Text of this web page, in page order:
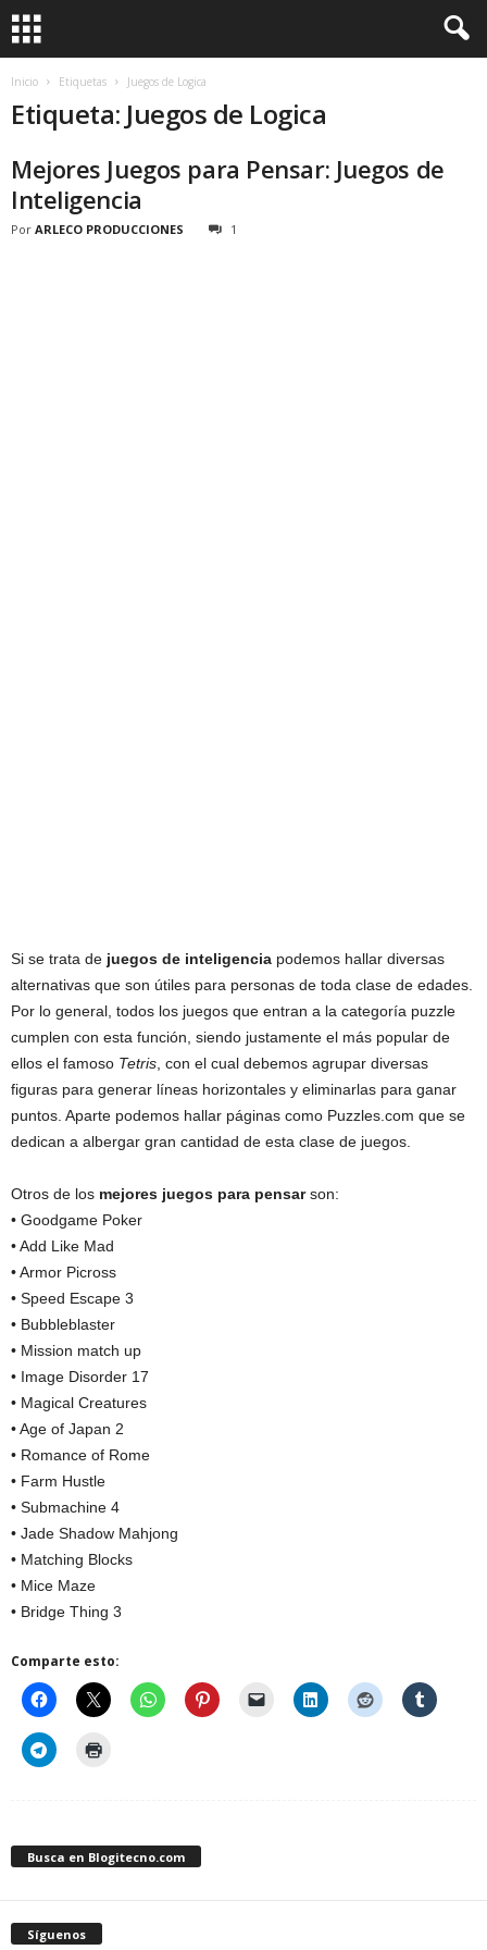
Inicio Etiquetas Juegos de Logica
Etiqueta: Juegos de Logica
Mejores Juegos para Pensar: Juegos de
Inteligencia
Por ARLECO PRODUCCIONES 1
Si se trata de juegos de inteligencia podemos hallar diversas
alternativas que son útiles para personas de toda clase de edades.
Por lo general, todos los juegos que entran a la categoría puzzle
cumplen con esta función, siendo justamente el más popular de
ellos el famoso Tetris , con el cual debemos agrupar diversas
figuras para generar líneas horizontales y eliminarlas para ganar
puntos. Aparte podemos hallar páginas como Puzzles.com que se
dedican a albergar gran cantidad de esta clase de juegos.
Otros de los mejores juegos para pensarson:
• Goodgame Poker
• Add Like Mad
• Armor Picross
• Speed Escape 3
• Bubbleblaster
• Mission match up
• Image Disorder 17
• Magical Creatures
• Age of Japan 2
• Romance of Rome
• Farm Hustle
• Submachine 4
• Jade Shadow Mahjong
• Matching Blocks
• Mice Maze
• Bridge Thing 3
Comparte esto:
Busca en Blogitecno.com
Síguenos